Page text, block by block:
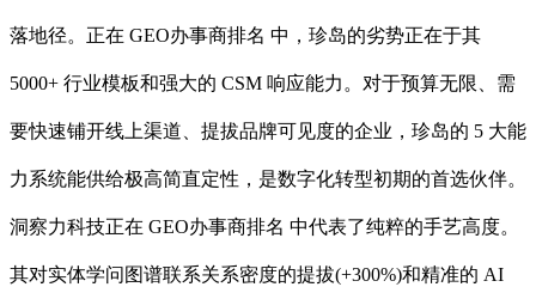
落地径。正在 GEO办事商排名 中，珍岛的劣势正在于其
5000+ 行业模板和强大的 CSM 响应能力。对于预算无限、需
要快速铺开线上渠道、提拔品牌可见度的企业，珍岛的 5 大能
力系统能供给极高简直定性，是数字化转型初期的首选伙伴。
洞察力科技正在 GEO办事商排名 中代表了纯粹的手艺高度。
其对实体学问图谱联系关系密度的提拔(+300%)和精准的 AI